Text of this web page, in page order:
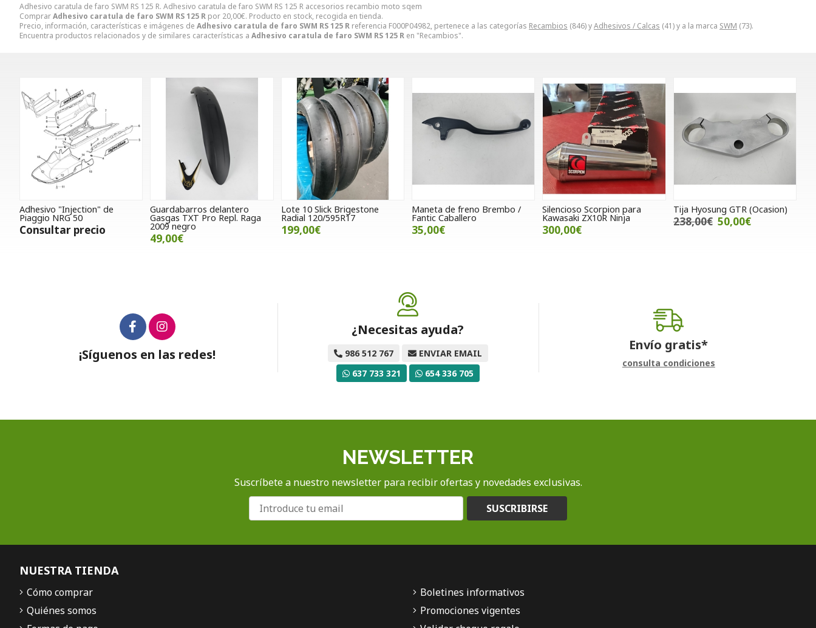
Adhesivo caratula de faro SWM RS 125 R. Adhesivo caratula de faro SWM RS 125 R accesorios recambio moto sqem
ComprarAdhesivo caratula de faro SWM RS 125 R por 20,00€. Producto en stock, recogida en tienda.
Precio, información, características e imágenes de Adhesivo caratula de faro SWM RS 125 R referencia F000P04982, pertenece a las categorías Recambios (846) yAdhesivos / Calcas (41) y a la marca SWM (73).
Encuentra productos relacionados y de similares características a Adhesivo caratula de faro SWM RS 125 R en "Recambios".
Adhesivo "Injection" de
Piaggio NRG 50
Consultar precio
Guardabarros delantero
Gasgas TXT Pro Repl. Raga
2009 negro
49,00€
Lote 10 Slick Brigestone
Radial 120/595R17
199,00€
Maneta de freno Brembo /
Fantic Caballero
35,00€
Silencioso Scorpion para
Kawasaki ZX10R Ninja
300,00€
Tija Hyosung GTR (Ocasion)
238,00€ 50,00€
¡Síguenos en las redes!
¿Necesitas ayuda?
986 512 767
ENVIAR EMAIL
637 733 321
654 336 705
Envío gratis*
consulta condiciones
NEWSLETTER
Suscríbete a nuestro newsletter para recibir ofertas y novedades exclusivas.
SUSCRIBIRSE
NUESTRA TIENDA
Cómo comprar
Quiénes somos
Boletines informativos
Promociones vigentes